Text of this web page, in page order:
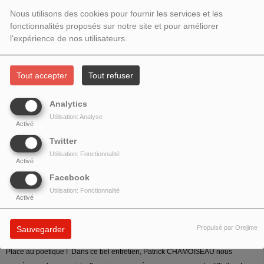
Nous utilisons des cookies pour fournir les services et les
fonctionnalités proposés sur notre site et pour améliorer
l'expérience de nos utilisateurs.
Tout accepter Tout refuser
Analytics
Activé
Utilisation: Analyse
Twitter
Activé
Utilisation: Fonctionnalité
Facebook
Activé
Utilisation: Fonctionnalité
Sauvegarder Propulsé par Orejime
CHAMOISEAU
Place au poétique ! Dans ce bel entretien, Patrick CHAMOISEAU nous